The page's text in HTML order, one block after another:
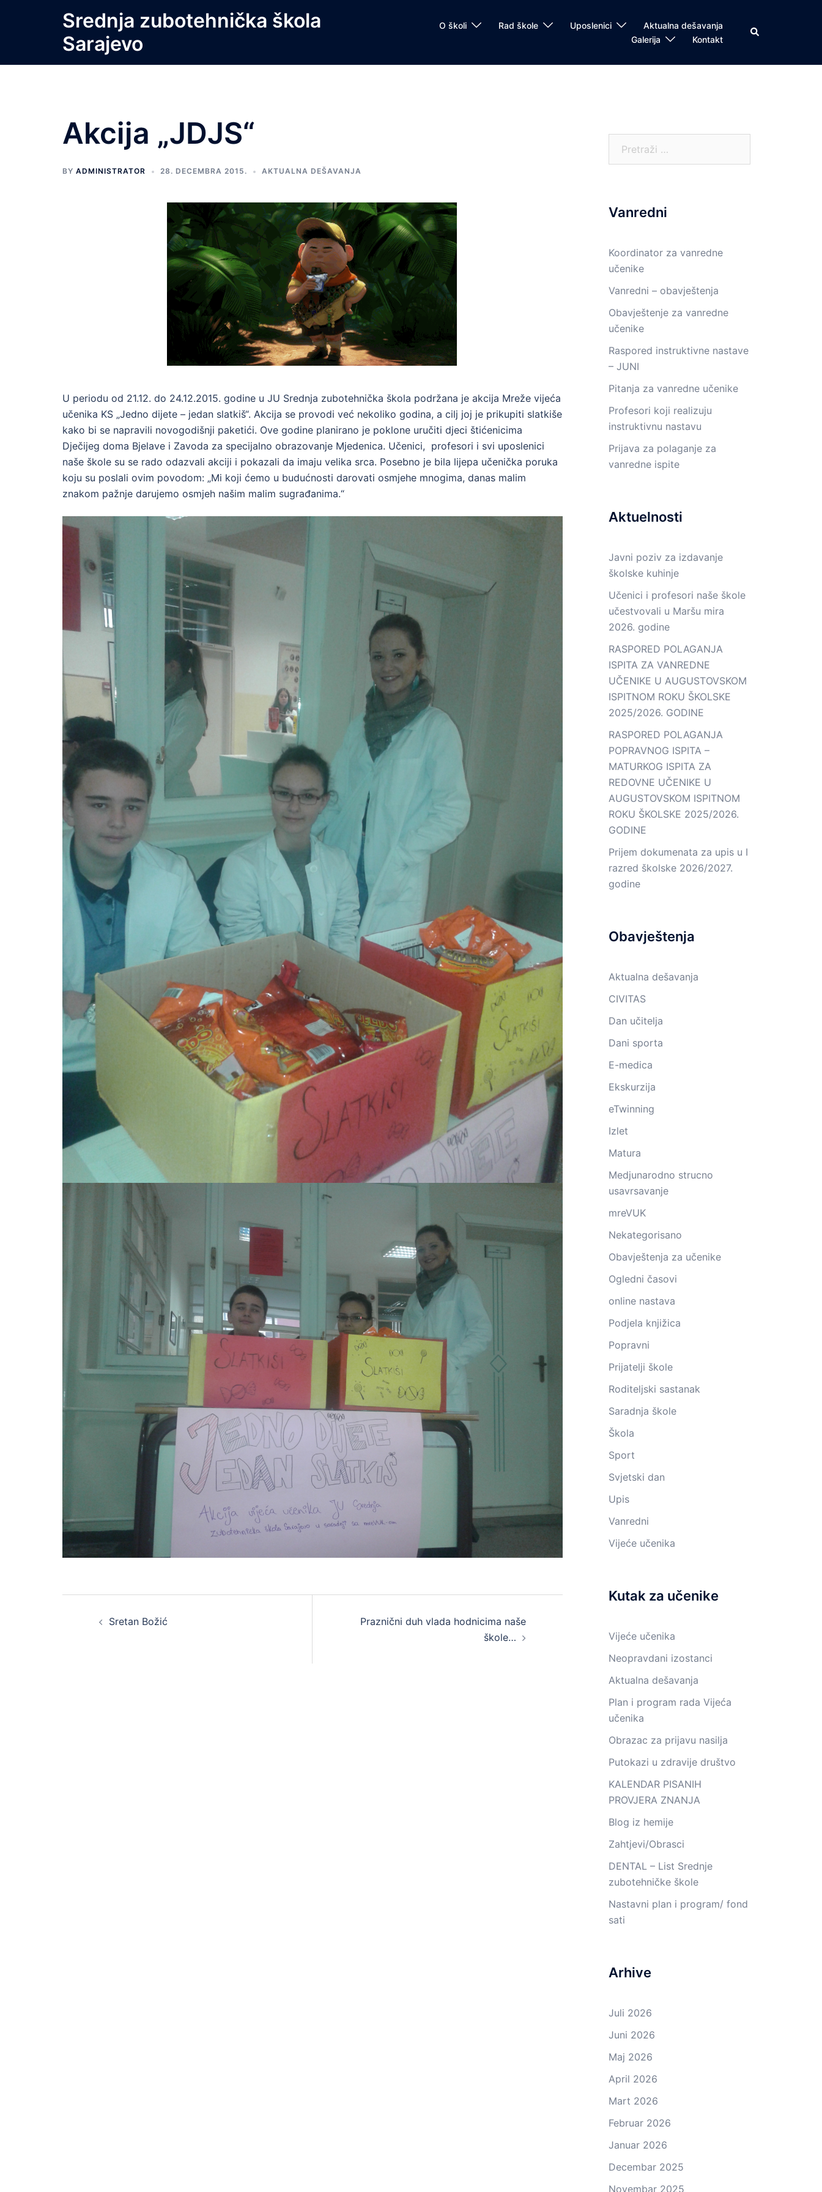
Srednja zubotehnička škola
Sarajevo
O školi Rad škole Uposlenici
Aktualna dešavanja
Galerija
Kontakt
Search
Akcija „JDJS“
BY ADMINISTRATOR 28. DECEMBRA 2015. AKTUALNA DEŠAVANJA
U periodu od 21.12. do 24.12.2015. godine u JU Srednja zubotehnička škola podržana je akcija Mreže vijeća
učenika KS „Jedno dijete – jedan slatkiš“. Akcija se provodi već nekoliko godina, a cilj joj je prikupiti slatkiše
kako bi se napravili novogodišnji paketići. Ove godine planirano je poklone uručiti djeci štićenicima
Dječijeg doma Bjelave i Zavoda za specijalno obrazovanje Mjedenica. Učenici, profesori i svi uposlenici
naše škole su se rado odazvali akciji i pokazali da imaju velika srca. Posebno je bila lijepa učenička poruka
koju su poslali ovim povodom: „Mi koji ćemo u budućnosti darovati osmjehe mnogima, danas malim
znakom pažnje darujemo osmjeh našim malim sugrađanima.“
navigation
Sretan Božić
Praznični duh vlada hodnicima naše
škole…
Vanredni
Koordinator za vanredne
učenike
Vanredni – obavještenja
Obavještenje za vanredne
učenike
Raspored instruktivne nastave
– JUNI
Pitanja za vanredne učenike
Profesori koji realizuju
instruktivnu nastavu
Prijava za polaganje za
vanredne ispite
Aktuelnosti
Javni poziv za izdavanje
školske kuhinje
Učenici i profesori naše škole
učestvovali u Maršu mira
2026. godine
RASPORED POLAGANJA
ISPITA ZA VANREDNE
UČENIKE U AUGUSTOVSKOM
ISPITNOM ROKU ŠKOLSKE
2025/2026. GODINE
RASPORED POLAGANJA
POPRAVNOG ISPITA –
MATURKOG ISPITA ZA
REDOVNE UČENIKE U
AUGUSTOVSKOM ISPITNOM
ROKU ŠKOLSKE 2025/2026.
GODINE
Prijem dokumenata za upis u I
razred školske 2026/2027.
godine
Obavještenja
Aktualna dešavanja
CIVITAS
Dan učitelja
Dani sporta
E-medica
Ekskurzija
eTwinning
Izlet
Matura
Medjunarodno strucno
usavrsavanje
mreVUK
Nekategorisano
Obavještenja za učenike
Ogledni časovi
online nastava
Podjela knjižica
Popravni
Prijatelji škole
Roditeljski sastanak
Saradnja škole
Škola
Sport
Svjetski dan
Upis
Vanredni
Vijeće učenika
Kutak za učenike
Vijeće učenika
Neopravdani izostanci
Aktualna dešavanja
Plan i program rada Vijeća
učenika
Obrazac za prijavu nasilja
Putokazi u zdravije društvo
KALENDAR PISANIH
PROVJERA ZNANJA
Blog iz hemije
Zahtjevi/Obrasci
DENTAL – List Srednje
zubotehničke škole
Nastavni plan i program/ fond
sati
Arhive
Juli 2026
Juni 2026
Maj 2026
April 2026
Mart 2026
Februar 2026
Januar 2026
Decembar 2025
Novembar 2025